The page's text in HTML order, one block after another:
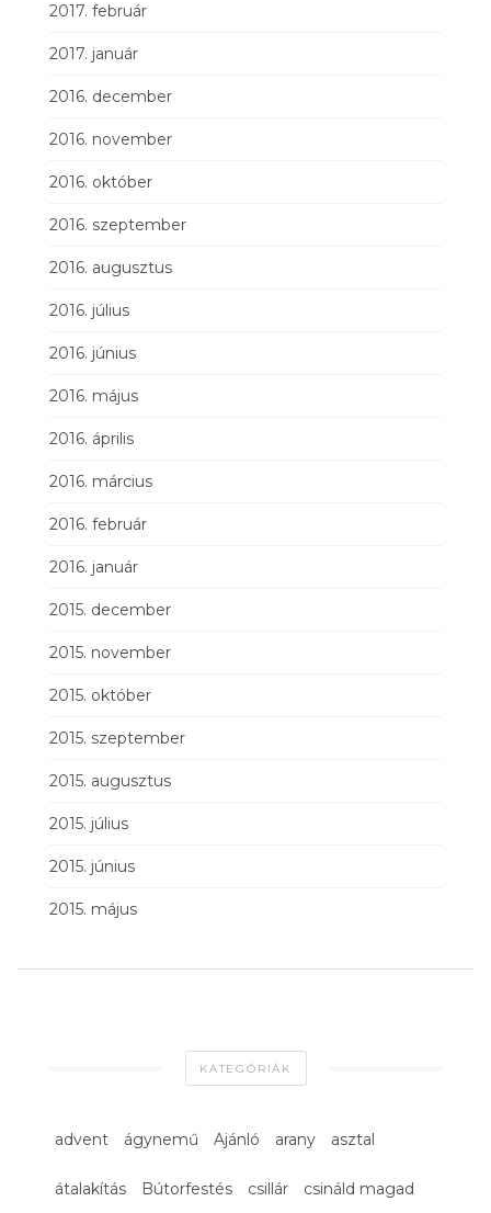
2017. február
2017. január
2016. december
2016. november
2016. október
2016. szeptember
2016. augusztus
2016. július
2016. június
2016. május
2016. április
2016. március
2016. február
2016. január
2015. december
2015. november
2015. október
2015. szeptember
2015. augusztus
2015. július
2015. június
2015. május
KATEGÓRIÁK
advent ágynemű Ajánló arany asztal
átalakítás Bútorfestés csillár csináld magad